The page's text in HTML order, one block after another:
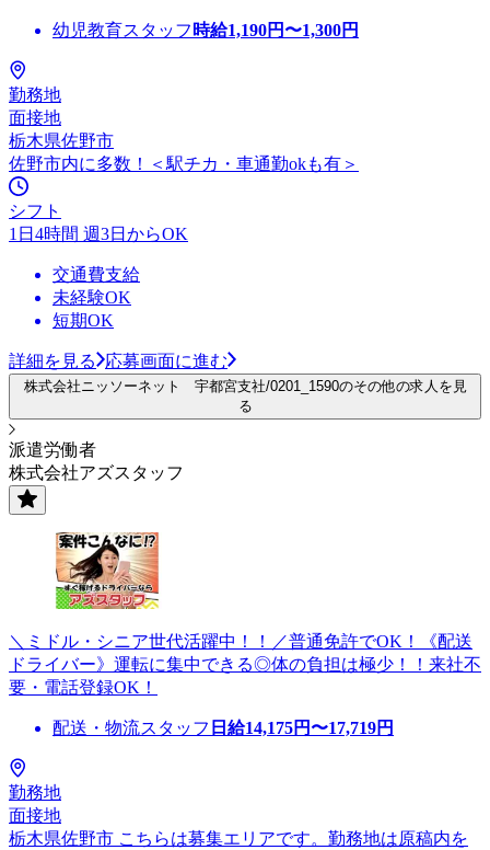
幼児教育スタッフ 時給1,190円〜1,300円
勤務地
面接地
栃木県佐野市
佐野市内に多数！＜駅チカ・車通勤okも有＞
シフト
1日4時間 週3日からOK
交通費支給
未経験OK
短期OK
詳細を見る 応募画面に進む
株式会社ニッソーネット 宇都宮支社/0201_1590のその他の求人を見
る
派遣労働者
株式会社アズスタッフ
＼ミドル・シニア世代活躍中！！／普通免許でOK！《配送
ドライバー》運転に集中できる◎体の負担は極少！！来社不
要・電話登録OK！
配送・物流スタッフ 日給14,175円〜17,719円
勤務地
面接地
栃木県佐野市 こちらは募集エリアです。勤務地は原稿内を